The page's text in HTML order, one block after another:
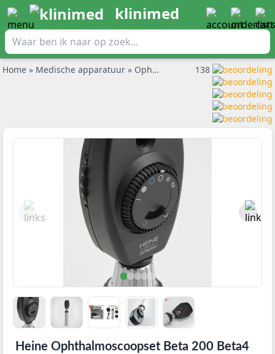
klinimed
Home » Medische apparatuur » Ophthalmoscoop »Heine
138
Heine Ophthalmoscoopset Beta 200 Beta4